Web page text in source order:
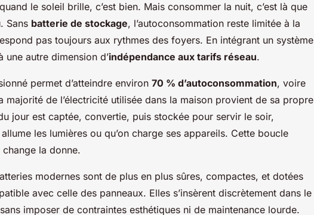
le soleil brille, c’est bien. Mais consommer la nuit, c’est là que
Sans batterie de stockage, l’autoconsommation reste limitée à la
pas toujours aux rythmes des foyers. En intégrant un système
autre dimension d’indépendance aux tarifs réseau.
permet d’atteindre environ 70 % d’autoconsommation, voire
majorité de l’électricité utilisée dans la maison provient de sa propre
jour est captée, convertie, puis stockée pour servir le soir,
allume les lumières ou qu’on charge ses appareils. Cette boucle
la donne.
modernes sont de plus en plus sûres, compactes, et dotées
avec celle des panneaux. Elles s’insèrent discrètement dans le
imposer de contraintes esthétiques ni de maintenance lourde.